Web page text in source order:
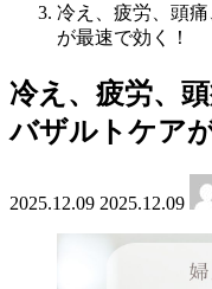
冷え、疲労、頭
が最速で効く！
冷え、疲労、
バザルトケア
2025.12.09 終
更
2025.12.09